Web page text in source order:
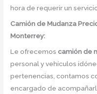
hora de requerir un
Camión de Mudanza
Monterrey:
Le ofrecemos camión de
personal y vehículos
pertenencias, contamos
encargado de